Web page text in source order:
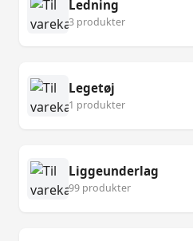
Ledning
3 produkter
Legetøj
1 produkter
Liggeunderlag
99 produkter